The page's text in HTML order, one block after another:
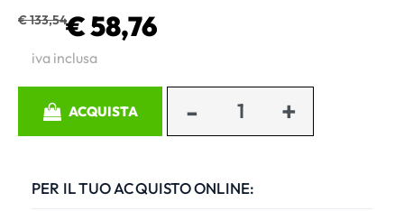
€ 133,54€ 58,76
iva inclusa
ACQUISTA
PER IL TUO ACQUISTO ONLINE: